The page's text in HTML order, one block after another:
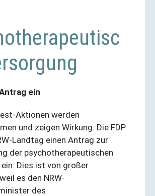
ein
Aktionen werden
und zeigen Wirkung: Die FDP
Landtag einen Antrag zur
der psychotherapeutischen
Dies ist von großer
es den NRW-
des